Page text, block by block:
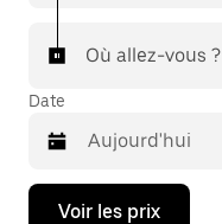
Où allez-vous ?
Date
Appuyez
Voir les prix